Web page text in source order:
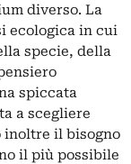
diverso. La
ecologica in cui
specie, della
spiccata
a scegliere
inoltre il bisogno
il più possibile